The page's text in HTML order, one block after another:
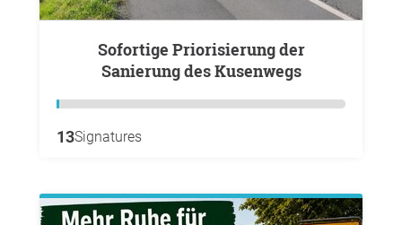
Sofortige Priorisierung der
Sanierung des Kusenwegs
13Signatures